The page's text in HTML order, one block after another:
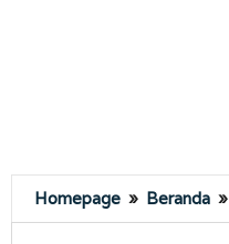
Homepage » Beranda »